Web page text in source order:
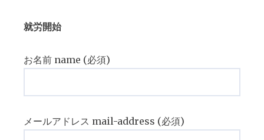
就労開始
お名前 name (必須)
メールアドレス mail-address (必須)